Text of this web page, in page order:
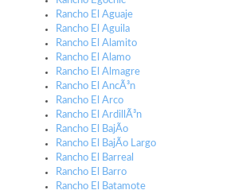
Rancho El Aguaje
Rancho El Aguila
Rancho El Alamito
Rancho El Alamo
Rancho El Almagre
Rancho El AncÃ³n
Rancho El Arco
Rancho El ArdillÃ³n
Rancho El BajÃ­o
Rancho El BajÃ­o Largo
Rancho El Barreal
Rancho El Barro
Rancho El Batamote